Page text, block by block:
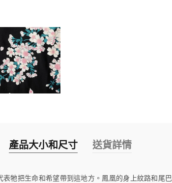
產品大小和尺寸 送貨詳情
牠把生命和希望帶到這地方。鳳凰的身上紋路和尾